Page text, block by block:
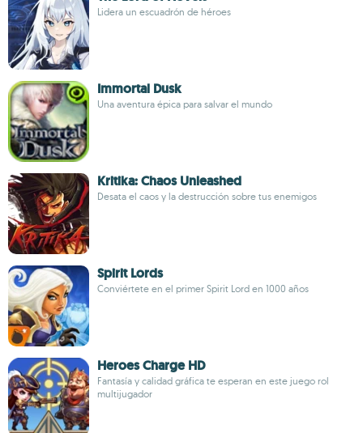
Lidera un escuadrón de héroes
Immortal Dusk
Una aventura épica para salvar el mundo
Kritika: Chaos Unleashed
Desata el caos y la destrucción sobre tus enemigos
Spirit Lords
Conviértete en el primer Spirit Lord en 1000 años
Heroes Charge HD
Fantasía y calidad gráfica te esperan en este juego rol
multijugador